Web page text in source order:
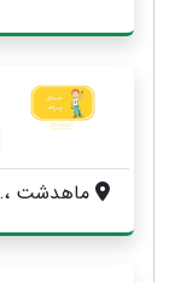
ماهدشت ، خيابان شهيد بهشتي